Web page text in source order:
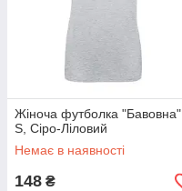
Жіноча футболка "Бавовна"
S, Сіро-Ліловий
Немає в наявності
148 ₴